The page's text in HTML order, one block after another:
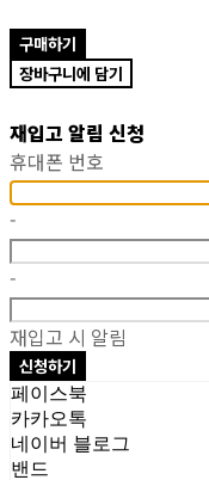
구매하기
장바구니에 담기
재입고 알림 신청
휴대폰 번호
-
-
재입고 시 알림
신청하기
페이스북
카카오톡
네이버 블로그
밴드